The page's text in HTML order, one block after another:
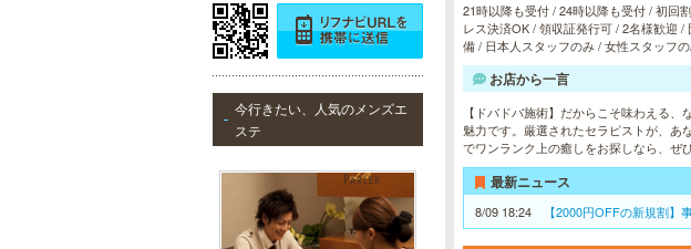
今行きたい、人気のメンズエ
ステ
21時以降も受付 / 24時以降も受付 / 初回
レス決済OK / 領収証発行可 / 2名様歓迎
備 / 日本人スタッフのみ / 女性スタッフ
お店から一言
【ドバドバ施術】だからこそ味わえる
魅力です。厳選されたセラピストが、あ
でワンランク上の癒しをお探しなら、ぜひ
最新ニュース
8/09 18:24 【2000円OFFの新規割】